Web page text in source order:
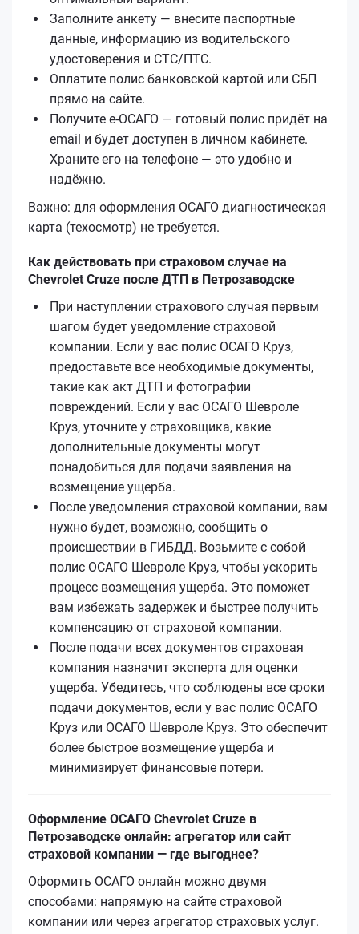
Заполните анкету — внесите паспортные
данные, информацию из водительского
удостоверения и СТС/ПТС.
Оплатите полис банковской картой или СБП
прямо на сайте.
Получите е‑ОСАГО — готовый полис придёт на
email и будет доступен в личном кабинете.
Храните его на телефоне — это удобно и
надёжно.
Важно: для оформления ОСАГО диагностическая
карта (техосмотр) не требуется.
Как действовать при страховом случае на
Chevrolet Cruze после ДТП в Петрозаводске
При наступлении страхового случая первым
шагом будет уведомление страховой
компании. Если у вас полис ОСАГО Круз,
предоставьте все необходимые документы,
такие как акт ДТП и фотографии
повреждений. Если у вас ОСАГО Шевроле
Круз, уточните у страховщика, какие
дополнительные документы могут
понадобиться для подачи заявления на
возмещение ущерба.
После уведомления страховой компании, вам
нужно будет, возможно, сообщить о
происшествии в ГИБДД. Возьмите с собой
полис ОСАГО Шевроле Круз, чтобы ускорить
процесс возмещения ущерба. Это поможет
вам избежать задержек и быстрее получить
компенсацию от страховой компании.
После подачи всех документов страховая
компания назначит эксперта для оценки
ущерба. Убедитесь, что соблюдены все сроки
подачи документов, если у вас полис ОСАГО
Круз или ОСАГО Шевроле Круз. Это обеспечит
более быстрое возмещение ущерба и
минимизирует финансовые потери.
Оформление ОСАГО Chevrolet Cruze в
Петрозаводске онлайн: агрегатор или сайт
страховой компании — где выгоднее?
Оформить ОСАГО онлайн можно двумя
способами: напрямую на сайте страховой
компании или через агрегатор страховых услуг.